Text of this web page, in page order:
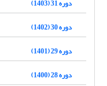
دوره 31 (1403)
دوره 30 (1402)
دوره 29 (1401)
دوره 28 (1400)